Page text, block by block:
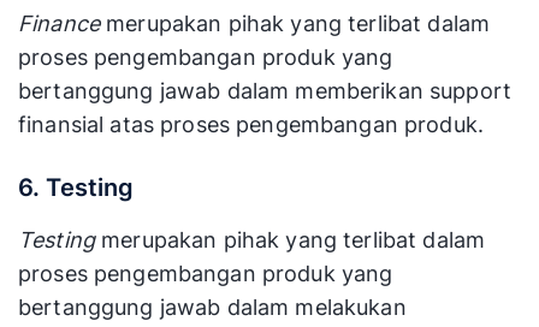
Financemerupakan pihak yang terlibat dalam
proses pengembangan produk yang
bertanggung jawab dalam memberikan support
finansial atas proses pengembangan produk.
6. Testing
Testingmerupakan pihak yang terlibat dalam
proses pengembangan produk yang
bertanggung jawab dalam melakukan